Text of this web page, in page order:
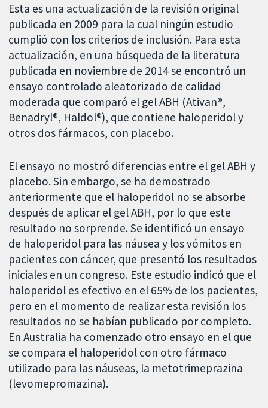
Esta es una actualización de la revisión original
publicada en 2009 para la cual ningún estudio
cumplió con los criterios de inclusión. Para esta
actualización, en una búsqueda de la literatura
publicada en noviembre de 2014 se encontró un
ensayo controlado aleatorizado de calidad
moderada que comparó el gel ABH (Ativan®,
Benadryl®, Haldol®), que contiene haloperidol y
otros dos fármacos, con placebo.
El ensayo no mostró diferencias entre el gel ABH y
placebo. Sin embargo, se ha demostrado
anteriormente que el haloperidol no se absorbe
después de aplicar el gel ABH, por lo que este
resultado no sorprende. Se identificó un ensayo
de haloperidol para las náusea y los vómitos en
pacientes con cáncer, que presentó los resultados
iniciales en un congreso. Este estudio indicó que el
haloperidol es efectivo en el 65% de los pacientes,
pero en el momento de realizar esta revisión los
resultados no se habían publicado por completo.
En Australia ha comenzado otro ensayo en el que
se compara el haloperidol con otro fármaco
utilizado para las náuseas, la metotrimeprazina
(levomepromazina).